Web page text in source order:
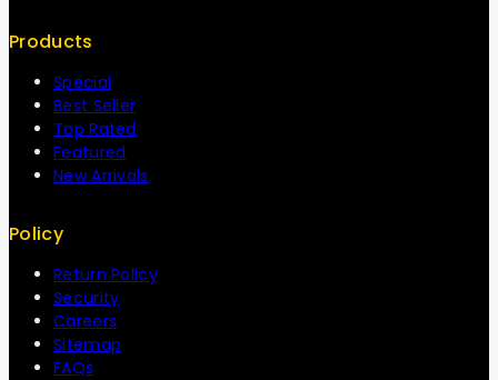
Products
Special
Best Seller
Top Rated
Featured
New Arrivals
Policy
Return Policy
Security
Careers
Sitemap
FAQs